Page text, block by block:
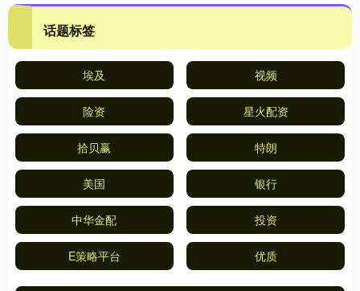
话题标签
埃及 视频
险资 星火配资
拾贝赢 特朗
美国 银行
中华金配 投资
E策略平台 优质